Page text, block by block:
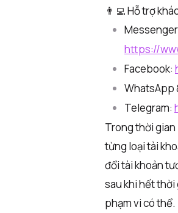
👨‍💻 Hỗ trợ
https://
Facebook:
WhatsApp
Telegram:
Trong thời
từng loại tài
đổi tài khoản
sau khi hết thời
phạm vi có thể.